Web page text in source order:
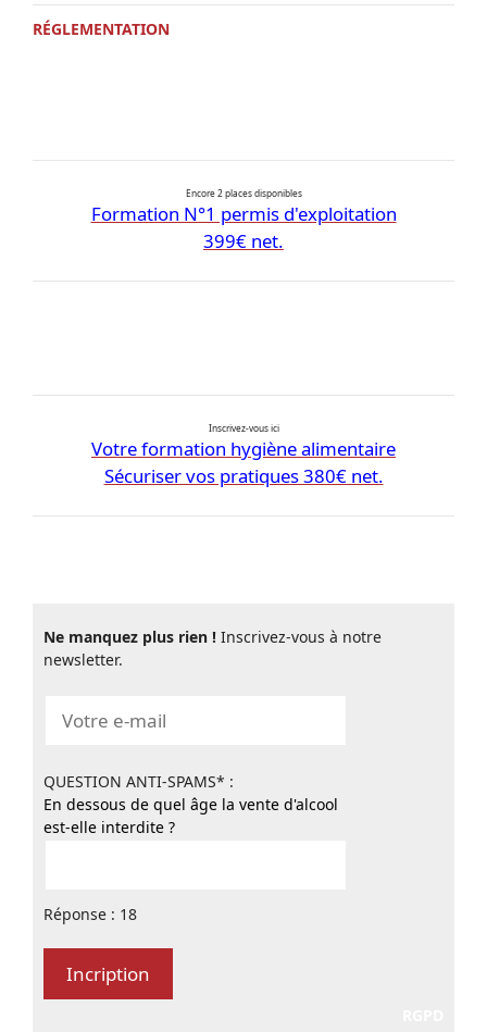
RÉGLEMENTATION
Encore 2 places disponibles
Formation N°1 permis d'exploitation
399€ net.
Inscrivez-vous ici
Votre formation hygiène alimentaire
Sécuriser vos pratiques 380€ net.
Ne manquez plus rien ! Inscrivez-vous à notre
newsletter.
QUESTION ANTI-SPAMS* :
En dessous de quel âge la vente d'alcool
est-elle interdite ?
Réponse : 18